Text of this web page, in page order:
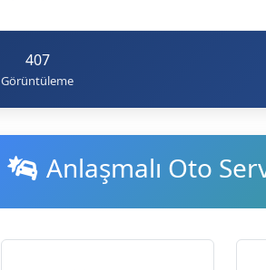
407
Görüntüleme
Anlaşmalı Oto